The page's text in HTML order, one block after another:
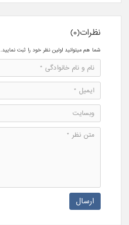
نظرات(0)
شما هم میتوانید اولین نظر خود را ثبت نمایید.
ارسال